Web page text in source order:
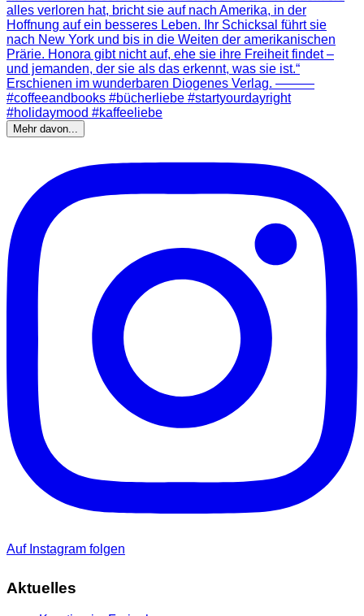
Mehr davon...
Auf Instagram folgen
Aktuelles